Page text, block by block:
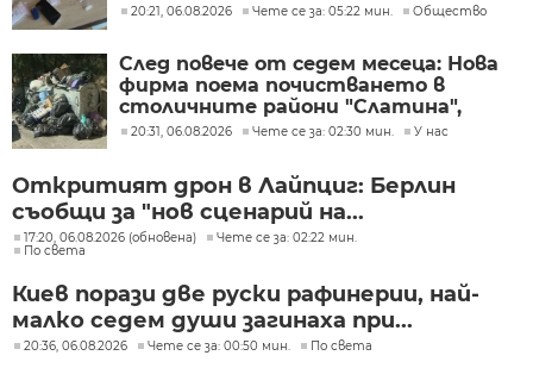
20:21, 06.08.2026 Чете се за: 05:22 мин. Общество
След повече от седем месеца: Нова
фирма поема почистването в
столичните райони "Слатина",
"Подуяне" и "Изгрев"
20:31, 06.08.2026 Чете се за: 02:30 мин. У нас
Откритият дрон в Лайпциг: Берлин
съобщи за "нов сценарий на...
17:20, 06.08.2026 (обновена)
Чете се за: 02:22 мин.
По света
Киев порази две руски рафинерии, най-
малко седем души загинаха при...
20:36, 06.08.2026 Чете се за: 00:50 мин. По света